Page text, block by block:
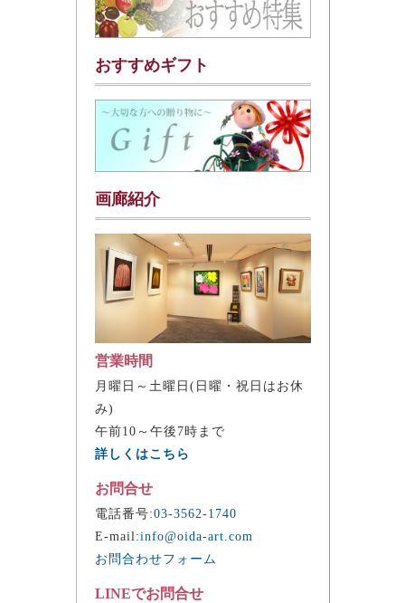
おすすめギフト
画廊紹介
営業時間
月曜日～土曜日(日曜・祝日はお休
み)
午前10～午後7時まで
詳しくはこちら
お問合せ
電話番号:03-3562-1740
E-mail:info@oida-art.com
お問合わせフォーム
LINEでお問合せ